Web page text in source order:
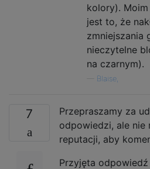
kolory).
jest to, że
zmniejszania
nieczytelne
na czarnym).
Blaise,
7
Przepraszamy za
odpowiedzi, ale nie
reputacji, aby
Przyjęta odpowiedź